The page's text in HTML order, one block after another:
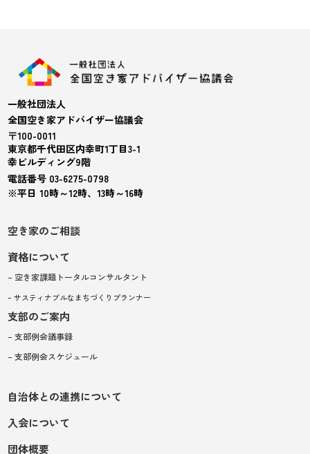
一般社団法人
全国空き家アドバイザー協議会
〒100-0011
東京都千代田区内幸町1丁目3-1
幸ビルディング9階
電話番号 03-6275-0798
※平日 10時～12時、13時～16時
空き家のご相談
資格について
– 空き家課題トータルコンサルタント
– サスティナブルなまちづくりプランナー
支部のご案内
– 支部例会議事録
– 支部例会スケジュール
自治体との連携について
入会について
団体概要